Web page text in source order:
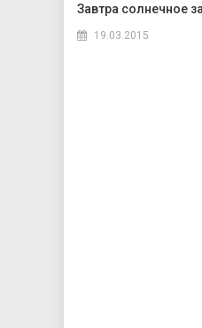
Завтра солнечное
19.03.2015